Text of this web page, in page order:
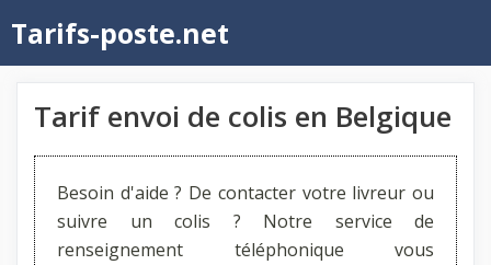
au
contenu
Tarifs-poste.net
Tarif envoi de colis en Belgique
Besoin d'aide ? De contacter votre livreur ou
suivre un colis ? Notre service de
renseignement téléphonique vous